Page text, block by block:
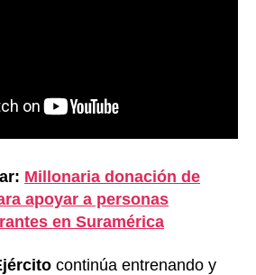
Millonaria donación de
apoyar a personas
en Suramérica
continúa entrenando y